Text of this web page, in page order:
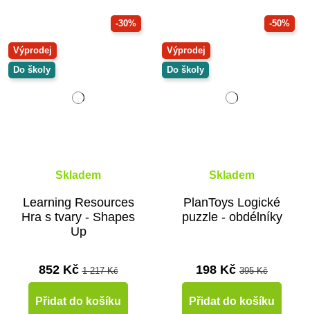
-30%
Výprodej
Do školy
Skladem
Learning Resources
Hra s tvary - Shapes
Up
852 Kč1 217 Kč
Přidat do košíku
-50%
Výprodej
Do školy
Skladem
PlanToys Logické
puzzle - obdélníky
198 Kč 395 Kč
Přidat do košíku